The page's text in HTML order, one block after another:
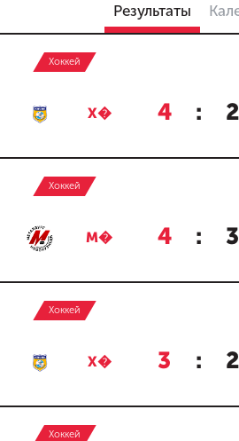
Результаты
Хоккей
Х� 4 : 2
Хоккей
М� 4 : 3
Хоккей
Х� 3 : 2
Хоккей